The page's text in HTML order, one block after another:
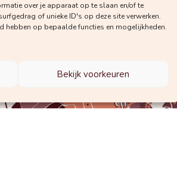
over je apparaat op te slaan en/of te
of unieke ID's op deze site verwerken.
hebben op bepaalde functies en mogelijkheden.
Bekijk voorkeuren